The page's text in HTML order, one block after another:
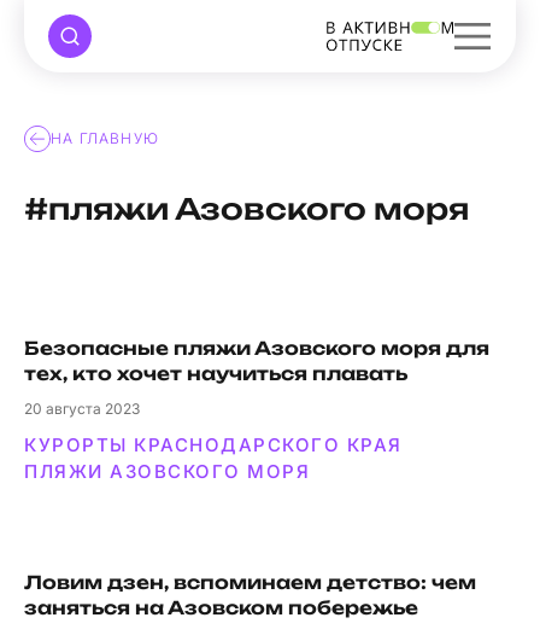
НА ГЛАВНУЮ
#пляжи Азовского моря
Безопасные пляжи Азовского моря для
тех, кто хочет научиться плавать
20 августа 2023
КУРОРТЫ КРАСНОДАРСКОГО КРАЯ
ПЛЯЖИ АЗОВСКОГО МОРЯ
Ловим дзен, вспоминаем детство: чем
заняться на Азовском побережье